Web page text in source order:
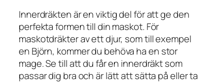
Innerdräkten är en viktig del för att ge den
perfekta formen till din maskot. För
maskotdräkter av ett djur, som till exempel
en Björn, kommer du behöva ha en stor
mage. Se till att du får en innerdräkt som
passar dig bra och är lätt att sätta på eller ta